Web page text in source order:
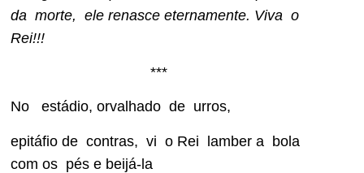
da morte, ele renasce eternamente. Viva o
Rei!!!
***
No estádio, orvalhado de urros,
epitáfio de contras, vi o Rei lamber a bola
com os pés e beijá-la